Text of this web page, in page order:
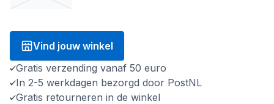
Vind jouw winkel
Gratis verzending vanaf 50 euro
In 2-5 werkdagen bezorgd door PostNL
Gratis retourneren in de winkel